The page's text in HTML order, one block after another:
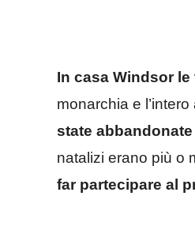
In casa Windsor
monarchia e
state
natalizi erano più o
far partecipare al